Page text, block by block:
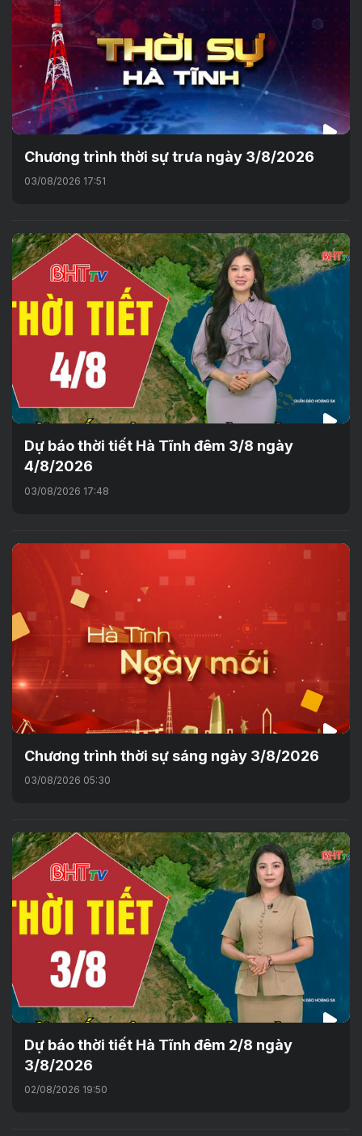
Chương trình thời sự trưa ngày 3/8/2026
03/08/2026 17:51
Dự báo thời tiết Hà Tĩnh đêm 3/8 ngày
4/8/2026
03/08/2026 17:48
Chương trình thời sự sáng ngày 3/8/2026
03/08/2026 05:30
Dự báo thời tiết Hà Tĩnh đêm 2/8 ngày
3/8/2026
02/08/2026 19:50